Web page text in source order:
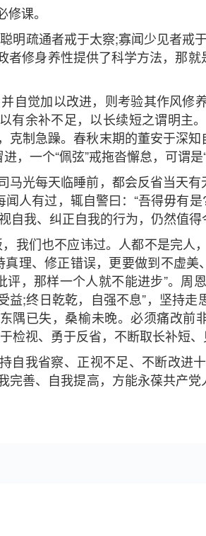
课。
明疏通者戒于太察;寡闻少见者戒
修身养性提供了科学方法，那
自觉加以改进，则考验其作风修
余补不足，以长续短之谓明主
制急躁。春秋末期的董安于深
一个“佩弦”戒拖沓懈怠，可谓是
光每天临睡前，都会反省当天
人有过，辄自警曰：“吾得毋有
我、纠正自我的行为，仍然值得
我们也不应讳过。人都不是完人
理、修正错误，更要做到不虚
，那样一个人就不能进步”。周
;终日乾乾，自强不息”，坚持
隅已失，桑榆未晚。必须痛改前
检视、勇于反省，不断取长补短、
自我省察、正视不足、不断改进
完善、自我提高，方能永葆共产